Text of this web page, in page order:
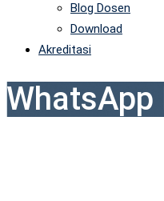
Blog Dosen
Download
Akreditasi